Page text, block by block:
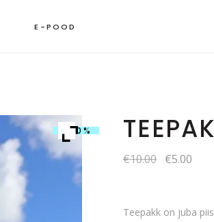
E-POOD
SOLD
-50%
€10.00 Algne
€5.00
Teepakk on juba